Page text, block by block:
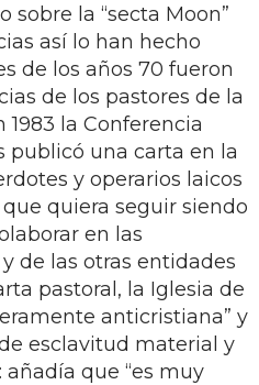
la “secta Moon”
así lo han hecho
de los años 70 fueron
de los pastores de la
1983 la Conferencia
publicó una carta en la
y operarios laicos
quiera seguir siendo
en las
de las otras entidades
pastoral, la Iglesia de
anticristiana” y
esclavitud material y
añadía que “es muy